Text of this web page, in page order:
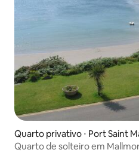
Quarto privativo ⋅ Port Saint
Quarto de solteiro em